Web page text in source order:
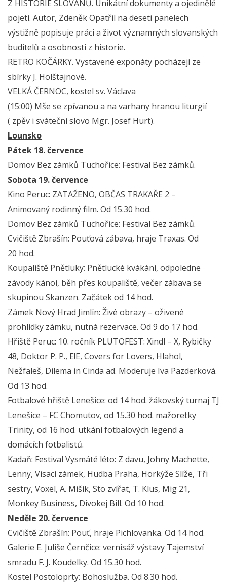
Z HISTORIE SLOVANŮ. Unikátní dokumenty a ojedinělé
pojetí. Autor, Zdeněk Opatřil na deseti panelech
výstižně popisuje práci a život významných slovanských
buditelů a osobnosti z historie.
RETRO KOČÁRKY. Vystavené exponáty pocházejí ze
sbírky J. Holštajnové.
VELKÁ ČERNOC, kostel sv. Václava
(15:00) Mše se zpívanou a na varhany hranou liturgií
( zpěv i sváteční slovo Mgr. Josef Hurt).
Lounsko
Pátek 18. července
Domov Bez zámků Tuchořice: Festival Bez zámků.
Sobota 19. července
Kino Peruc: ZATAŽENO, OBČAS TRAKAŘE 2 –
Animovaný rodinný film. Od 15.30 hod.
Domov Bez zámků Tuchořice: Festival Bez zámků.
Cvičiště Zbrašín: Pouťová zábava, hraje Traxas. Od
20 hod.
Koupaliště Pnětluky: Pnětlucké kvákání, odpoledne
závody kánoí, běh přes koupaliště, večer zábava se
skupinou Skanzen. Začátek od 14 hod.
Zámek Nový Hrad Jimlín: Živé obrazy – oživené
prohlídky zámku, nutná rezervace. Od 9 do 17 hod.
Hřiště Peruc: 10. ročník PLUTOFEST: Xindl – X, Rybičky
48, Doktor P. P., E!E, Covers for Lovers, Hlahol,
Nežfaleš, Dilema in Cinda ad. Moderuje Iva Pazderková.
Od 13 hod.
Fotbalové hřiště Lenešice: od 14 hod. žákovský turnaj TJ
Lenešice – FC Chomutov, od 15.30 hod. mažoretky
Trinity, od 16 hod. utkání fotbalových legend a
domácích fotbalistů.
Kadaň: Festival Vysmáté léto: Z davu, Johny Machette,
Lenny, Visací zámek, Hudba Praha, Horkýže Slíže, Tři
sestry, Voxel, A. Mišík, Sto zvířat, T. Klus, Mig 21,
Monkey Business, Divokej Bill. Od 10 hod.
Neděle 20. července
Cvičiště Zbrašín: Pouť, hraje Pichlovanka. Od 14 hod.
Galerie E. Juliše Černčice: vernisáž výstavy Tajemství
smradu F. J. Koudelky. Od 15.30 hod.
Kostel Postoloprty: Bohoslužba. Od 8.30 hod.